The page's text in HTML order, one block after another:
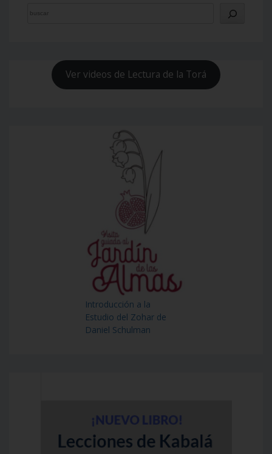
Ver videos de Lectura de la Torá
Introducción a la
Estudio del Zohar de
Daniel Schulman